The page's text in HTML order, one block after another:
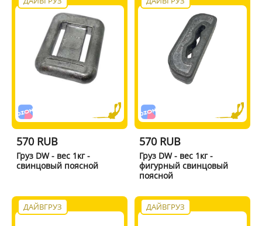
570 RUB
Груз DW - вес 1кг -
свинцовый поясной
570 RUB
Груз DW - вес 1кг -
фигурный свинцовый
поясной
ДАЙВГРУЗ ДАЙВГРУЗ